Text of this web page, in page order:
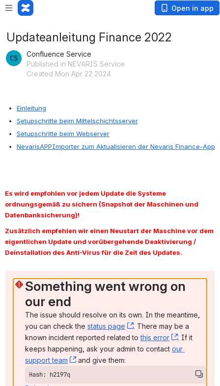
Open in app
Updateanleitung Finance 2022
Confluence Service
Published in NEVARIS Service
Created Mon Apr 22 2024
Einleitung
Setupschritte beim Mittelschichtsserver
Setupschritte beim Webserver
NevarisAPPImporter zum Aktualisieren der Nevaris Finance-App
Es wird empfohlen vor jedem Update die Systeme
ordnungsgemäß zu sichern (Snapshot der Maschinen und
Datenbanksicherung)!
Zusätzlich empfehlen wir einen Neustart der Maschine vor dem
eigentlichen Update und vorübergehende Deaktivierung /
Deinstallation des Anti-Virus für die Zeit des Updates.
Something went wrong on
our end
The issue should resolve on its own. In the meantime,
you can check the status page , (opens new window)
. There may be a
known incident reported related to this error , (opens
. If it
keeps happening, ask your admin to contact our
support team
, (opens new window)
and give them:
Hash: h2197q